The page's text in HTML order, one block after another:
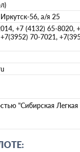
56, а/я 25
+7 (4132) 65-8020,
70-7021,
"Сибирская